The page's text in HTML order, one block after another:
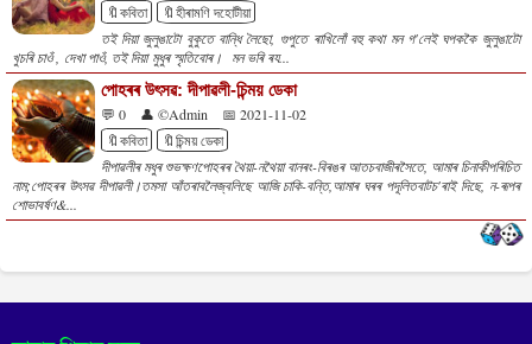
🔖কবিতা
🔖হীৰামণি দহোটীয়া
তই দিয়া জুলুঙাটো বুকুতে বান্ধি লৈছো, গুপুতে ৰাখিলোঁ বহু কথা মন গ'লেই ঘপককৈ জুলুঙাটো
খুচৰি চাওঁ , দেখা পাওঁ, তই দিয়া মুধুৰ স্মৃতিবোৰ। মন ভৰি ৰয...
পোহৰৰ উৎসৱ: দীপাৱলী-চিন্ময় ডেকা
💬 0 👤 ©Admin
📅 2021-11-02
🔖কবিতা
🔖চিন্ময় ডেকা
দীপাৱলীৰ মধুৰ শুভক্ষণপোহৰৰ থৈয়া-নথৈয়া বানৰং-বিৰঙৰ আতচবাজীৰসৈতে, আমাৰ চিনাকীপৰিচিত
নাম;পোহৰৰ উৎসৱ দীপাৱলী।তমসা আঁতৰাবলৈজ্বলিছে আজি চাকি-বন্তি,আমাৰ ঘৰৰ পদূলিতবাটচ'ৰাই দিছে, ন-ৰূপৰ
শোভাবৰ্ষণ&...